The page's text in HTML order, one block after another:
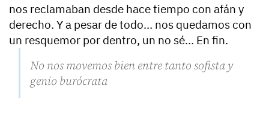
nos reclamaban desde hace tiempo con afán y
derecho. Y a pesar de todo… nos quedamos con
un resquemor por dentro, un no sé… En fin.
No nos movemos bien entre tanto sofista y
genio burócrata